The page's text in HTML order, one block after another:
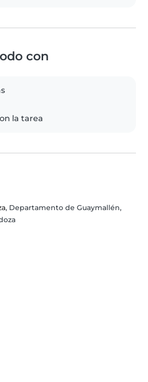
con
la tarea
, Departamento de Guaymallén,